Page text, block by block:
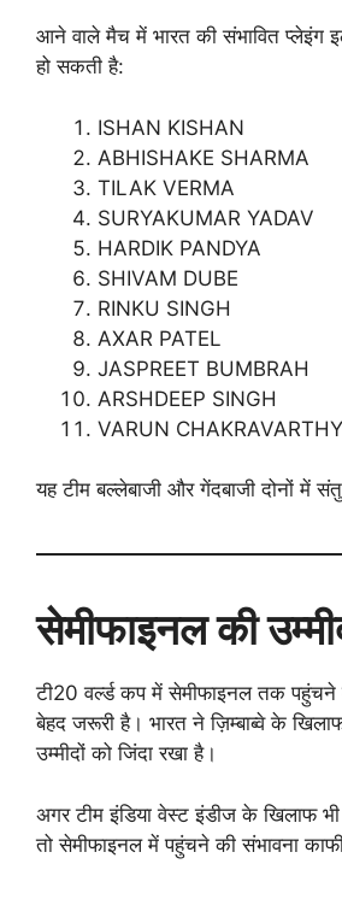
आने वाले मैच में भारत की संभावित प्लेइंग
हो सकती है:
ISHAN KISHAN
ABHISHAKE SHARMA
TILAK VERMA
SURYAKUMAR YADAV
HARDIK PANDYA
SHIVAM DUBE
RINKU SINGH
AXAR PATEL
JASPREET BUMBRAH
ARSHDEEP SINGH
VARUN CHAKRAVARTHY
यह टीम बल्लेबाजी और गेंदबाजी दोनों में
सेमीफाइनल की
टी20 वर्ल्ड कप में सेमीफाइनल तक पहुंचने
बेहद जरूरी है। भारत ने ज़िम्बाब्वे के
उम्मीदों को जिंदा रखा है।
अगर टीम इंडिया वेस्ट इंडीज के खिलाफ
तो सेमीफाइनल में पहुंचने की संभावना